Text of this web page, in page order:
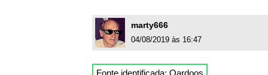
marty666
04/08/2019 às 16:47
Fonte identificada: Qardoos